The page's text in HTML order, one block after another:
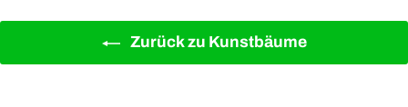
Zurück zu Kunstbäume